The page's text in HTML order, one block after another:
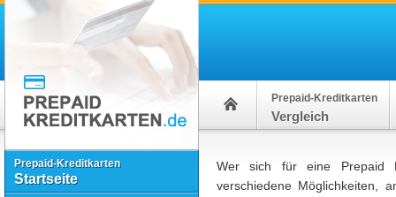
Prepaid-Kreditkarten
Vergleich
Wer sich für eine Prepaid
verschiedene Möglichkeiten,
Prepaid-Kreditkarten
Startseite